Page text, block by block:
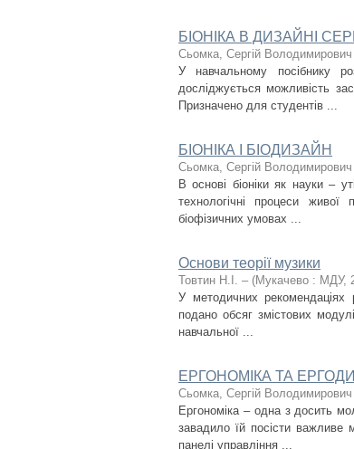
БІОНІКА В ДИЗАЙНІ
Сьомка, Сергій Володимирович
У навчальному посібнику
досліджується можливість
Призначено для студентів ...
БІОНІКА І БІОДИЗАЙН
Сьомка, Сергій Володимирович
В основі біоніки як науки –
технологічні процеси живої
біофізичних умовах ...
Основи теорії музики
Товтин Н.І. – (Мукачево : МДУ,
У методичних рекомендаціях
подано обсяг змістових
навчальної ...
ЕРГОНОМІКА ТА
Сьомка, Сергій Володимирович
Ергономіка – одна з досить
завадило їй посісти важливе
панелі управління ...